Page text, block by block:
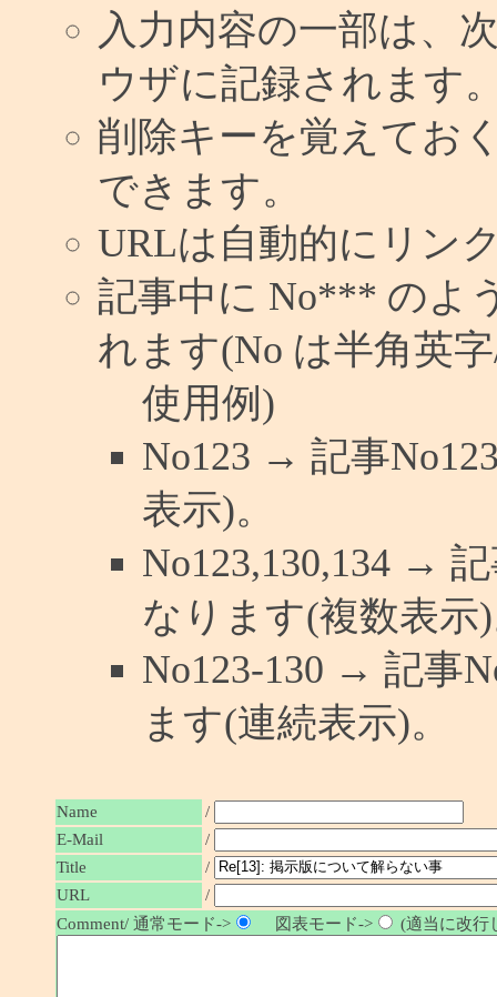
入力内容の一部は、
ウザに記録されます
削除キーを覚えてお
できます。
URLは自動的にリン
記事中に No*** のよ
れます(No は半角英
使用例)
No123 → 記事
表示)。
No123,130,134 →
なります(複数表示
No123-130 → 記事
ます(連続表示)。
Name
/
E-Mail
/
Title
/
URL
/
Comment/ 通常モード->
図表モード-> (適当に改行